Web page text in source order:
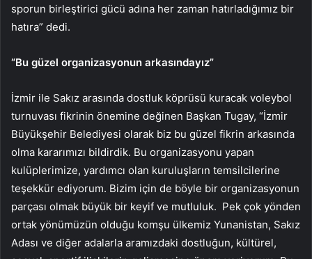
sporun birleştirici gücü adına her zaman hatırladığımız bir
hatıra” dedi.
“Bu güzel organizasyonun arkasındayız”
İzmir ile Sakız arasında dostluk köprüsü kuracak voleybol
turnuvası fikrinin önemine değinen Başkan Tugay, “İzmir
Büyükşehir Belediyesi olarak biz bu güzel fikrin arkasında
olma kararımızı bildirdik. Bu organizasyonu yapan
kulüplerimize, yardımcı olan kuruluşların temsilcilerine
teşekkür ediyorum. Bizim için de böyle bir organizasyonun
parçası olmak büyük bir keyif ve mutluluk. Pek çok yönden
ortak yönümüzün olduğu komşu ülkemiz Yunanistan, Sakız
Adası ve diğer adalarla aramızdaki dostluğun, kültürel,